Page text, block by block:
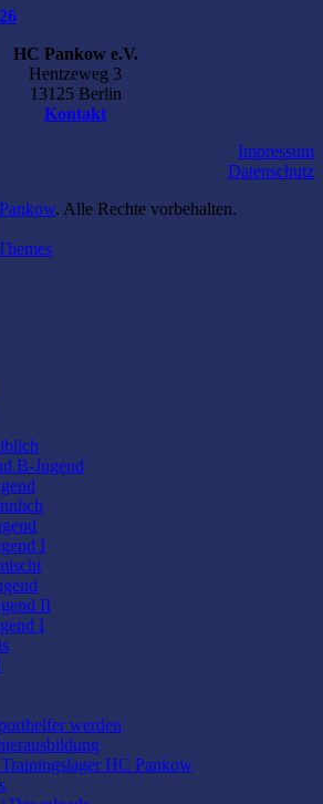
HC Pankow e.V.
Hentzeweg 3
13125 Berlin
Kontakt
Impressum
Datenschutz
. Alle Rechte vorbehalten.
B-Jugend
I
II
I
werden
HC Pankow